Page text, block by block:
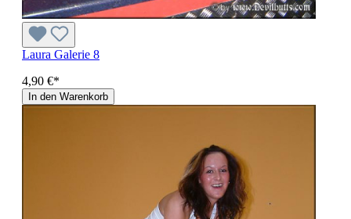
Laura Galerie 8
4,90 €*
In den Warenkorb